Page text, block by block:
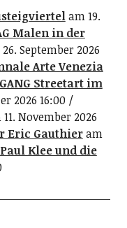
am 19.
Malen in der
September 2026
Arte Venezia
Streetart im
2026 16:00
November 2026
Eric Gauthieram
Klee und die